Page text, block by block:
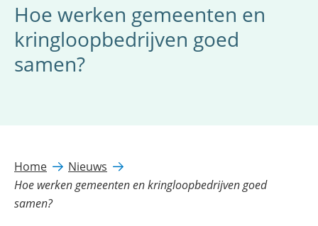
Hoe werken gemeenten en
kringloopbedrijven goed
samen?
Home
Nieuws
Hoe werken gemeenten en kringloopbedrijven goed
samen?